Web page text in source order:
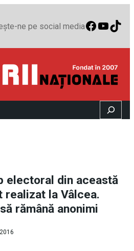
ne pe social media
Search
electoral din această
realizat la Vâlcea.
rămână anonimi